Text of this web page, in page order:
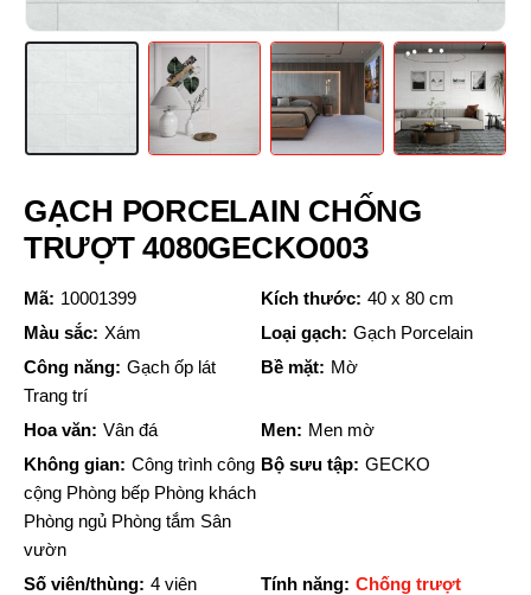
GẠCH PORCELAIN CHỐNG
TRƯỢT 4080GECKO003
Mã: 10001399 Kích thước: 40 x 80 cm
Màu sắc: Xám Loại gạch: Gạch Porcelain
Công năng: Gạch ốp lát
Trang trí
Bề mặt: Mờ
Hoa văn: Vân đá Men: Men mờ
Không gian: Công trình công
cộng Phòng bếp Phòng khách
Phòng ngủ Phòng tắm Sân
vườn
Bộ sưu tập: GECKO
Số viên/thùng: 4 viên Tính năng: Chống trượt